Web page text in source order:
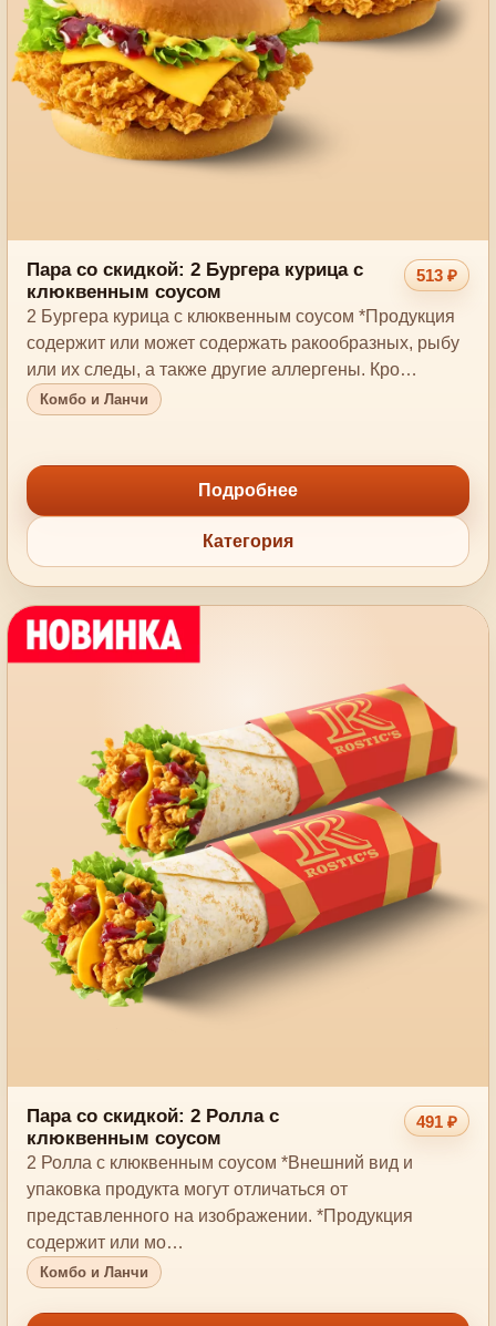
Пара со скидкой: 2 Бургера курица с
клюквенным соусом
513 ₽
2 Бургера курица с клюквенным соусом *Продукция
содержит или может содержать ракообразных, рыбу
или их следы, а также другие аллергены. Кро…
Комбо и Ланчи
Подробнее
Категория
Пара со скидкой: 2 Ролла с
клюквенным соусом
491 ₽
2 Ролла с клюквенным соусом *Внешний вид и
упаковка продукта могут отличаться от
представленного на изображении. *Продукция
содержит или мо…
Комбо и Ланчи